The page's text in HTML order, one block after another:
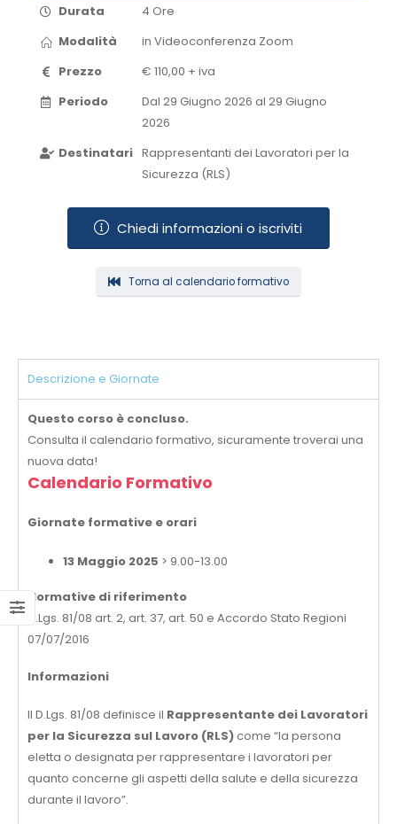
Durata
4 Ore
Modalità
in Videoconferenza​ Zoom​
Prezzo
€ 110,00 + iva
Periodo
Dal 29 Giugno 2026 al 29 Giugno
2026​
Destinatari Rappresentanti dei Lavoratori per la
Sicurezza (RLS)
Chiedi informazioni o iscriviti
Torna al calendario formativo
Descrizione e Giornate
Questo corso è concluso.
Consulta il calendario formativo, sicuramente troverai una
nuova data!
Calendario Formativo
Giornate formative e orari
13 Maggio 2025 > 9.00-13.00
Normative di riferimento
D.Lgs. 81/08 art. 2, art. 37, art. 50 e Accordo Stato Regioni
07/07/2016
Informazioni
Il D.Lgs. 81/08 definisce il Rappresentante dei Lavoratori
per la Sicurezza sul Lavoro (RLS)come “la persona
eletta o designata per rappresentare i lavoratori per
quanto concerne gli aspetti della salute e della sicurezza
durante il lavoro”.